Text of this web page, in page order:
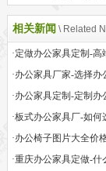
相关新闻 \ Related
·办公家具定制-定制
·板式办公家具厂-如何
·重庆办公家具定做-什